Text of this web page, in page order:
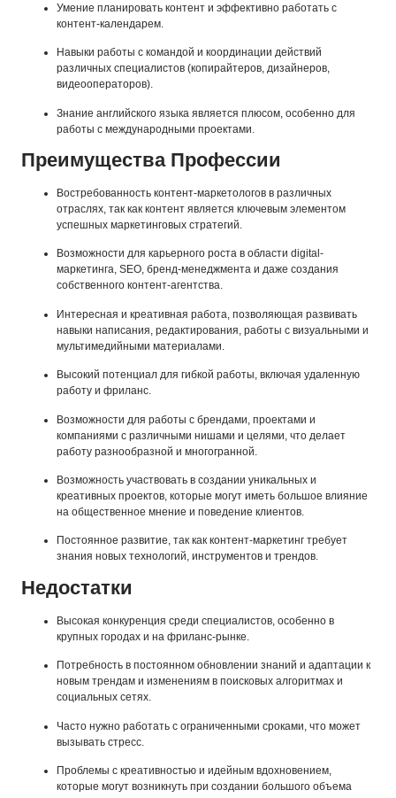
Умение планировать контент и эффективно работать с
контент-календарем.
Навыки работы с командой и координации действий
различных специалистов (копирайтеров, дизайнеров,
видеооператоров).
Знание английского языка является плюсом, особенно для
работы с международными проектами.
Преимущества Профессии
Востребованность контент-маркетологов в различных
отраслях, так как контент является ключевым элементом
успешных маркетинговых стратегий.
Возможности для карьерного роста в области digital-
маркетинга, SEO, бренд-менеджмента и даже создания
собственного контент-агентства.
Интересная и креативная работа, позволяющая развивать
навыки написания, редактирования, работы с визуальными и
мультимедийными материалами.
Высокий потенциал для гибкой работы, включая удаленную
работу и фриланс.
Возможности для работы с брендами, проектами и
компаниями с различными нишами и целями, что делает
работу разнообразной и многогранной.
Возможность участвовать в создании уникальных и
креативных проектов, которые могут иметь большое влияние
на общественное мнение и поведение клиентов.
Постоянное развитие, так как контент-маркетинг требует
знания новых технологий, инструментов и трендов.
Недостатки
Высокая конкуренция среди специалистов, особенно в
крупных городах и на фриланс-рынке.
Потребность в постоянном обновлении знаний и адаптации к
новым трендам и изменениям в поисковых алгоритмах и
социальных сетях.
Часто нужно работать с ограниченными сроками, что может
вызывать стресс.
Проблемы с креативностью и идейным вдохновением,
которые могут возникнуть при создании большого объема